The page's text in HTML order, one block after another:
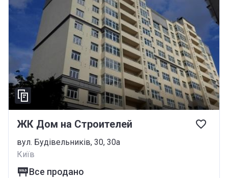
ЖК Дом на Строителей
вул. Будівельників, 30, 30а
Київ
Все продано